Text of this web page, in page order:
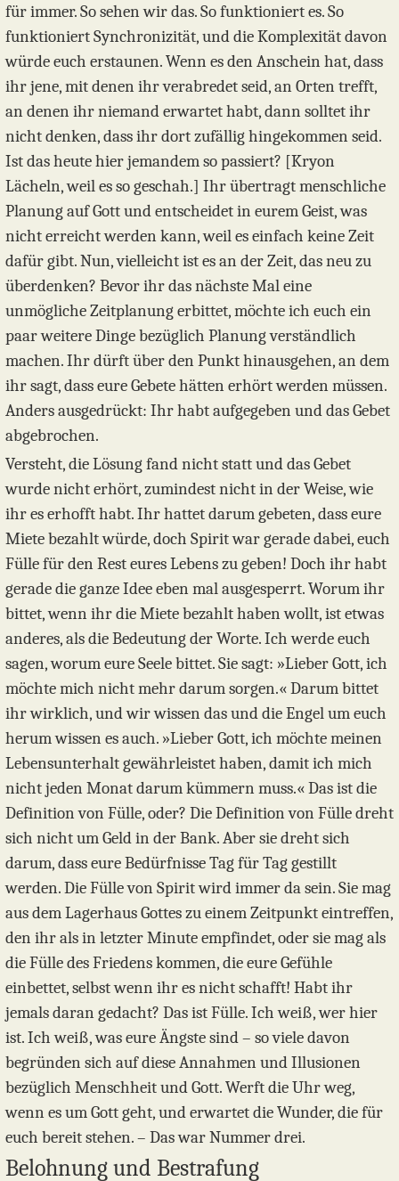
für immer. So sehen wir das. So funktioniert es. So
funktioniert Synchronizität, und die Komplexität davon
würde euch erstaunen. Wenn es den Anschein hat, dass
ihr jene, mit denen ihr verabredet seid, an Orten trefft,
an denen ihr niemand erwartet habt, dann solltet ihr
nicht denken, dass ihr dort zufällig hingekommen seid.
Ist das heute hier jemandem so passiert? [Kryon
Lächeln, weil es so geschah.] Ihr übertragt menschliche
Planung auf Gott und entscheidet in eurem Geist, was
nicht erreicht werden kann, weil es einfach keine Zeit
dafür gibt. Nun, vielleicht ist es an der Zeit, das neu zu
überdenken? Bevor ihr das nächste Mal eine
unmögliche Zeitplanung erbittet, möchte ich euch ein
paar weitere Dinge bezüglich Planung verständlich
machen. Ihr dürft über den Punkt hinausgehen, an dem
ihr sagt, dass eure Gebete hätten erhört werden müssen.
Anders ausgedrückt: Ihr habt aufgegeben und das Gebet
abgebrochen.
Versteht, die Lösung fand nicht statt und das Gebet
wurde nicht erhört, zumindest nicht in der Weise, wie
ihr es erhofft habt. Ihr hattet darum gebeten, dass eure
Miete bezahlt würde, doch Spirit war gerade dabei, euch
Fülle für den Rest eures Lebens zu geben! Doch ihr habt
gerade die ganze Idee eben mal ausgesperrt. Worum ihr
bittet, wenn ihr die Miete bezahlt haben wollt, ist etwas
anderes, als die Bedeutung der Worte. Ich werde euch
sagen, worum eure Seele bittet. Sie sagt: »Lieber Gott, ich
möchte mich nicht mehr darum sorgen.« Darum bittet
ihr wirklich, und wir wissen das und die Engel um euch
herum wissen es auch. »Lieber Gott, ich möchte meinen
Lebensunterhalt gewährleistet haben, damit ich mich
nicht jeden Monat darum kümmern muss.« Das ist die
Definition von Fülle, oder? Die Definition von Fülle dreht
sich nicht um Geld in der Bank. Aber sie dreht sich
darum, dass eure Bedürfnisse Tag für Tag gestillt
werden. Die Fülle von Spirit wird immer da sein. Sie mag
aus dem Lagerhaus Gottes zu einem Zeitpunkt eintreffen,
den ihr als in letzter Minute empfindet, oder sie mag als
die Fülle des Friedens kommen, die eure Gefühle
einbettet, selbst wenn ihr es nicht schafft! Habt ihr
jemals daran gedacht? Das ist Fülle. Ich weiß, wer hier
ist. Ich weiß, was eure Ängste sind – so viele davon
begründen sich auf diese Annahmen und Illusionen
bezüglich Menschheit und Gott. Werft die Uhr weg,
wenn es um Gott geht, und erwartet die Wunder, die für
euch bereit stehen. – Das war Nummer drei.
Belohnung und Bestrafung